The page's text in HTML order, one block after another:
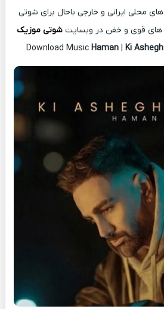
محلی ایرانی و خارجی باحال برای شوتی
های قوی و خفن در وبسایتشوتی موزیک
Download Music Haman| Ki